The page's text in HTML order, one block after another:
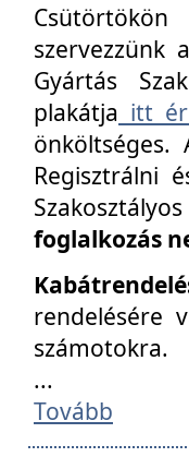
szervezzünk
Gyártás
plakátja itt
Regisztrálni
foglalkozás
rendelésére
számotokra.
...
Tovább